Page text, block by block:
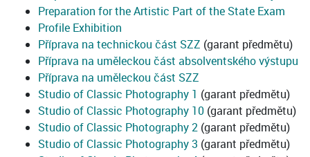
Preparation for the Artistic Part of the State Exam
Profile Exhibition
Příprava na technickou část SZZ (garant předmětu)
Příprava na uměleckou část absolventského výstupu
Příprava na uměleckou část SZZ
Studio of Classic Photography 1 (garant předmětu)
Studio of Classic Photography 10 (garant předmětu)
Studio of Classic Photography 2 (garant předmětu)
Studio of Classic Photography 3 (garant předmětu)